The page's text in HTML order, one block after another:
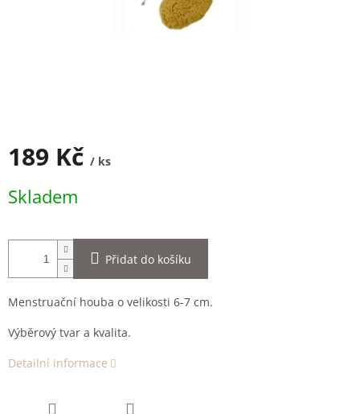
189 Kč / ks
cena:
Skladem
Přidat do košíku
Menstruační houba o velikosti 6-7 cm.
Výběrový tvar a kvalita.
Detailní informace